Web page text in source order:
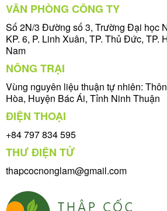
VĂN PHÒNG CÔNG TY
Số 2N/3 Đường số 3, Trường Đại học
KP. 6, P. Linh Xuân, TP. Thủ Đức, TP.
Nam
NÔNG TRẠI
Vùng nguyên liệu thuận tự nhiên:
Hòa, Huyện Bác Ái, Tỉnh Ninh Thuận
ĐIỆN THOẠI
+84 797 834 595
THƯ ĐIỆN TỬ
thapcocnonglam@gmail.com